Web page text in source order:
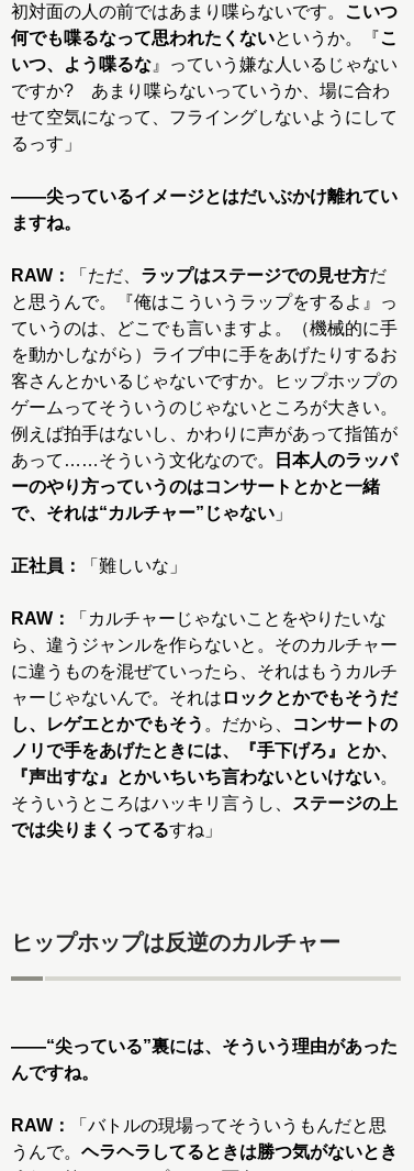
初対面の人の前ではあまり喋らないです。 こいつ
何でも喋るなって思われたくないというか。『こ
いつ、よう喋るな 』っていう嫌な人いるじゃない
ですか? あまり喋らないっていうか、場に合わ
せて空気になって、フライングしないようにして
るっす」
——尖っているイメージとはだいぶかけ離れてい
ますね。
RAW： 「ただ、 ラップはステージでの見せ方だ
と思うんで。『俺はこういうラップをするよ』っ
ていうのは、どこでも言いますよ。（機械的に手
を動かしながら）ライブ中に手をあげたりするお
客さんとかいるじゃないですか。ヒップホップの
ゲームってそういうのじゃないところが大きい。
例えば拍手はないし、かわりに声があって指笛が
あって……そういう文化なので。
日本人のラッパ
ーのやり方っていうのはコンサートとかと一緒
で、それは“カルチャー”じゃない 」
正社員： 「難しいな」
RAW：
「カルチャーじゃないことをやりたいな
ら、違うジャンルを作らないと。そのカルチャー
に違うものを混ぜていったら、それはもうカルチ
ャーじゃないんで。それは ロックとかでもそうだ
し、レゲエとかでもそう 。だから、
コンサートの
ノリで手をあげたときには、『手下げろ』とか、
『声出すな』とかいちいち言わないといけない。
そういうところはハッキリ言うし、
ステージの上
では尖りまくってるすね」
ヒップホップは反逆のカルチャー
——“尖っている”裏には、そういう理由があった
んですね。
RAW：
「バトルの現場ってそういうもんだと思
うんで。 ヘラヘラしてるときは勝つ気がないとき